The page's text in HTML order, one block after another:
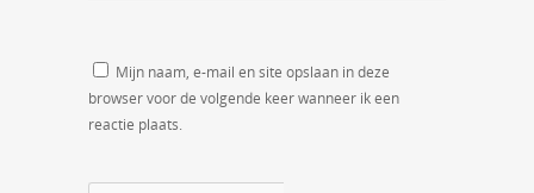
Mijn naam, e-mail en site opslaan in deze
browser voor de volgende keer wanneer ik een
reactie plaats.